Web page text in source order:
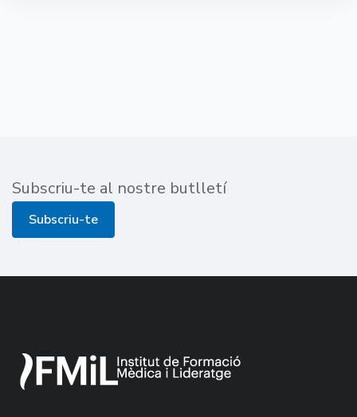
Subscriu-te al nostre butlletí
Subscriu-te